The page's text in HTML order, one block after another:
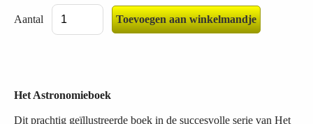
Aantal
Het Astronomieboek
Dit prachtig geïllustreerde boek in de succesvolle serie van Het